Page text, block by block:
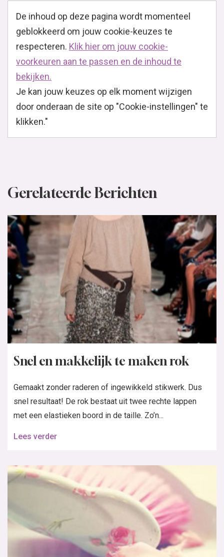
De inhoud op deze pagina wordt momenteel
geblokkeerd om jouw cookie-keuzes te
respecteren. Klik hier om jouw cookie-
voorkeuren aan te passen en de inhoud te
bekijken.
Je kan jouw keuzes op elk moment wijzigen
door onderaan de site op "Cookie-instellingen" te
klikken."
Gerelateerde Berichten
Snel en makkelijk te maken rok
Gemaakt zonder raderen of ingewikkeld stikwerk. Dus
snel resultaat! De rok bestaat uit twee rechte lappen
met een elastieken boord in de taille. Zo’n...
Lees verder